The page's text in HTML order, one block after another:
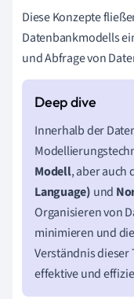
Diese Konzepte
Datenbankmodells
und Abfrage von
Innerhalb der
Modell, aber auch
Language) und
Organisieren von
minimieren und
Verständnis dieser
effektive und